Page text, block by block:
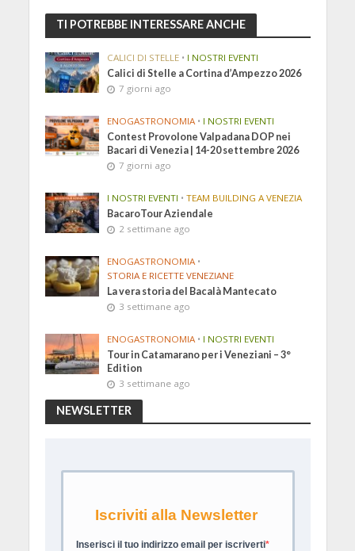
TI POTREBBE INTERESSARE ANCHE
CALICI DI STELLE • I NOSTRI EVENTI
Calici di Stelle a Cortina d’Ampezzo 2026
7 giorni ago
ENOGASTRONOMIA • I NOSTRI EVENTI
Contest Provolone Valpadana DOP nei
Bacari di Venezia | 14-20 settembre 2026
7 giorni ago
I NOSTRI EVENTI • TEAM BUILDING A VENEZIA
BacaroTour Aziendale
2 settimane ago
ENOGASTRONOMIA •
STORIA E RICETTE VENEZIANE
La vera storia del Bacalà Mantecato
3 settimane ago
ENOGASTRONOMIA • I NOSTRI EVENTI
Tour in Catamarano per i Veneziani – 3°
Edition
3 settimane ago
NEWSLETTER